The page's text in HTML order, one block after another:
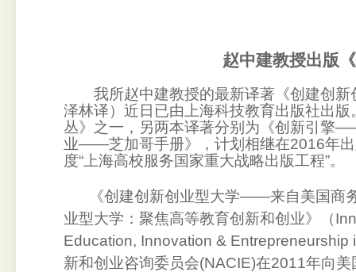
赵中建教授出版
我所赵中建教授的最新译著《创建创
泽林译）近日已由上海科技教育出版社出
丛》之一，另两本译著分别为《创新引擎
业——芝加哥手册》，计划相继在2016年
度“上海高校服务国家重大战略出版工程”。
《创建创新创业型大学——来自美国商
业型大学：聚焦高等教育创新和创业》（
Education, Innovation & Entrepreneurship
新和创业咨询委员会(NACIE)在2011年向美